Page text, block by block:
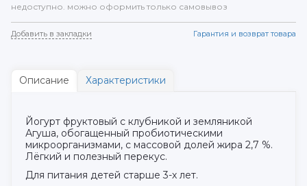
недоступно. можно оформить только самовывоз
Добавить в закладки Гарантия и возврат товара
Описание Характеристики
Йогурт фруктовый с клубникой и земляникой
Агуша, обогащенный пробиотическими
микроорганизмами, с массовой долей жира 2,7 %.
Лёгкий и полезный перекус.
Для питания детей старше 3-х лет.